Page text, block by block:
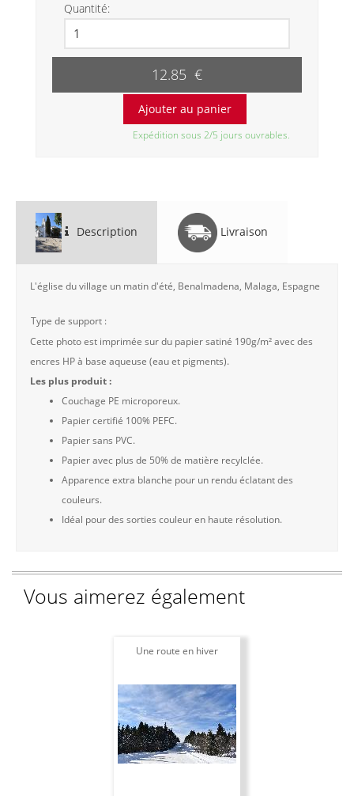
Quantité:
12.85 €
Expédition sous 2/5 jours ouvrables.
Description Livraison
L'église du village un matin d'été, Benalmadena, Malaga, Espagne
Type de support :
Cette photo est imprimée sur du papier satiné 190g/m² avec des
encres HP à base aqueuse (eau et pigments).
Les plus produit :
Couchage PE microporeux.
Papier certifié 100% PEFC.
Papier sans PVC.
Papier avec plus de 50% de matière recylclée.
Apparence extra blanche pour un rendu éclatant des
couleurs.
Idéal pour des sorties couleur en haute résolution.
Vous aimerez également
Une route en hiver